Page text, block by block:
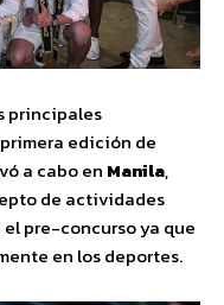
principales
edición de
a cabo en Manila,
de actividades
pre-concurso ya que
en los deportes.